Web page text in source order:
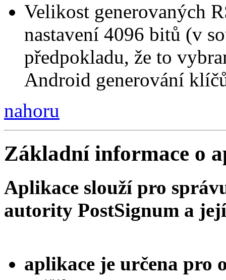
Velikost generovaných
nastavení 4096 bitů (v
předpokladu, že to
Android generování
nahoru
Základní informace o
Aplikace slouží pro
autority PostSignum a
aplikace je určena pro